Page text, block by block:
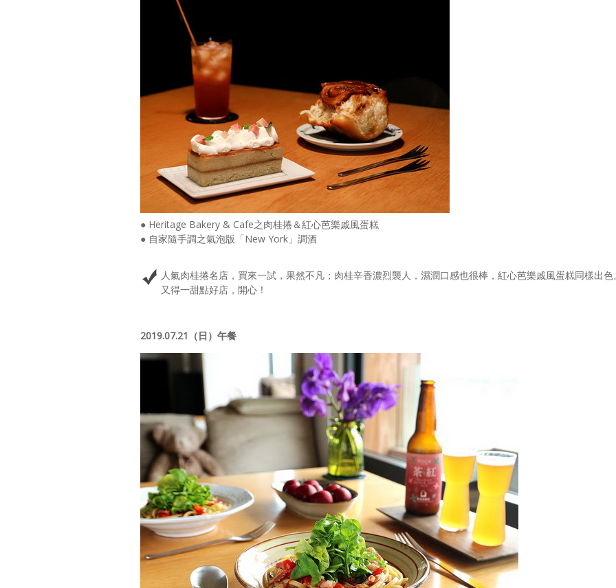
● Heritage Bakery & Cafe之肉桂捲＆紅心芭樂戚風蛋糕
● 自家隨手調之氣泡版「New York」調酒
人氣肉桂捲名店，買來一試，果然不凡；肉桂辛香濃烈襲人，濕潤口感也很棒，紅心芭樂戚風蛋糕同樣出色
又得一甜點好店，開心！
2019.07.21（日）午餐